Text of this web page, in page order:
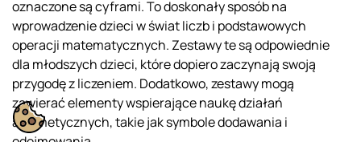
oznaczone są cyframi. To doskonały sposób na
wprowadzenie dzieci w świat liczb i podstawowych
operacji matematycznych. Zestawy te są odpowiednie
dla młodszych dzieci, które dopiero zaczynają swoją
przygodę z liczeniem. Dodatkowo, zestawy mogą
zawierać elementy wspierające naukę działań
arytmetycznych, takie jak symbole dodawania i